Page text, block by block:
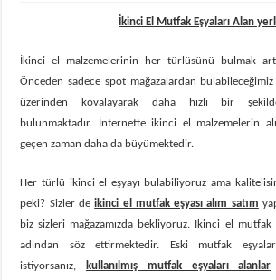
İkinci El Mutfak Eşyaları Alan
İkinci el malzemelerinin her türlüsünü bulmak
Önceden sadece spot mağazalardan
üzerinden kovalayarak daha hızlı bir
bulunmaktadır. İnternette ikinci el malzemelerin
geçen zaman daha da büyümektedir.
Her türlü ikinci el eşyayı bulabiliyoruz ama
peki? Sizler deikinci el mutfak eşyası alım satım
biz sizleri mağazamızda bekliyoruz. İkinci el
adından söz ettirmektedir. Eski mutfak
istiyorsanız,
kullanılmış mutfak eşyaları alanlar